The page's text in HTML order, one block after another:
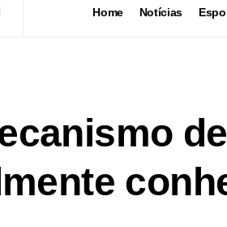
Home Notícias